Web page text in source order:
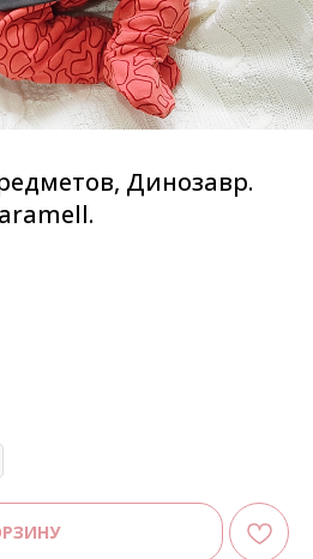
Динозавр.